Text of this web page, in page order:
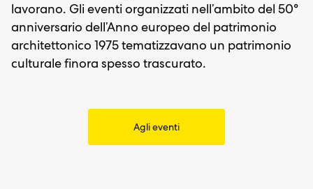
lavorano. Gli eventi organizzati nell’ambito del 50°
anniversario dell’Anno europeo del patrimonio
architettonico 1975 tematizzavano un patrimonio
culturale finora spesso trascurato.
Agli eventi